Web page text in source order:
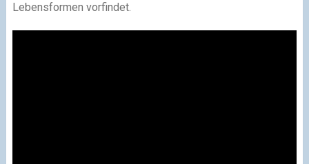
Lebensformen vorfindet.